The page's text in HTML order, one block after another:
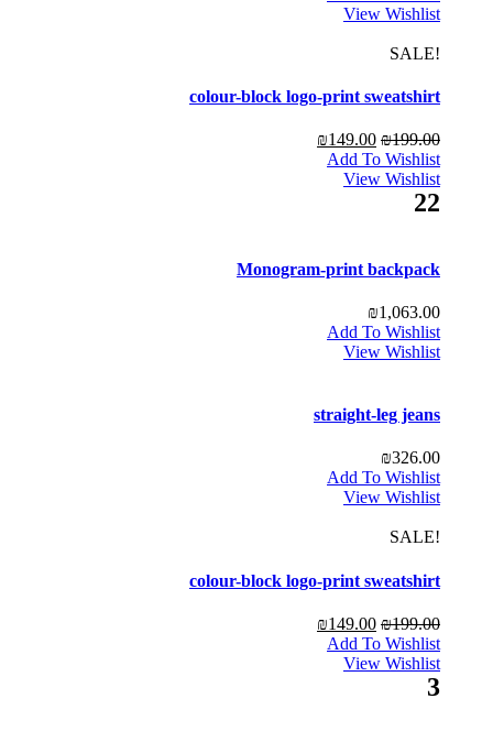
View Wishlist
!SALE
colour-block logo-print sweatshirt
₪199.00
₪149.00
Add To Wishlist
View Wishlist
22
Monogram-print backpack
₪1,063.00
Add To Wishlist
View Wishlist
straight-leg jeans
₪326.00
Add To Wishlist
View Wishlist
!SALE
colour-block logo-print sweatshirt
₪199.00
₪149.00
Add To Wishlist
View Wishlist
3